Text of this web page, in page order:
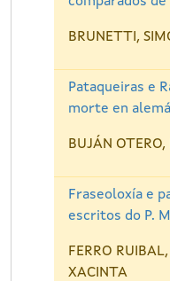
BRUNETTI,
Pataqueiras e
morte en
BUJÁN OTERO,
Fraseoloxía e
escritos do P.
FERRO
XACINTA